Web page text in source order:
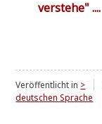
verstehe" ....
Veröffentlicht in >
deutschen Sprache